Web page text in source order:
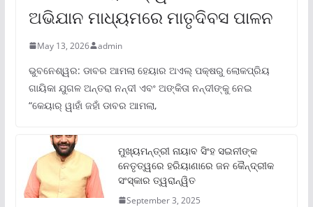
ଅଭିଯାନ ମାଧ୍ୟମରେ ମାତୃଦିବସ ପାଳନ
May 13, 2026 admin
ଭୁବନେଶ୍ୱର: ଡାବର ଆମଲା ହେୟାର ଅଏଲ୍ ପକ୍ଷରୁ ଲୋକପ୍ରିୟ
ଗାୟିକା ଯୁଗଳ ଅନ୍ତରା ନନ୍ଦୀ ଏବଂ ଅଙ୍କିତା ନନ୍ଦୀଙ୍କୁ ନେଇ
“କେୟାର୍ ୱାହାଁ ଜହାଁ ଡାବର ଆମଲା,
ମୁଖ୍ୟମନ୍ତ୍ରୀ ନାୟାବ ସିଂହ ସଇନୀଙ୍କ
ନେତୃତ୍ୱରେ ହରିୟାଣାରେ ଜନ କୈନ୍ଦ୍ରୀକ
ସଂସ୍କାର ତ୍ୱରାନ୍ୱିତ
September 3, 2025